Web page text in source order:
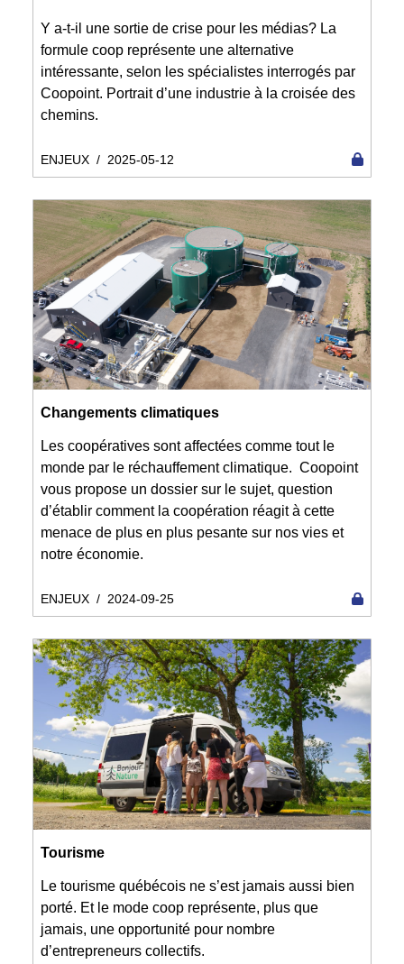
Y a-t-il une sortie de crise pour les médias? La
formule coop représente une alternative
intéressante, selon les spécialistes interrogés par
Coopoint. Portrait d’une industrie à la croisée des
chemins.
ENJEUX / 2025-05-12
Changements climatiques
Les coopératives sont affectées comme tout le
monde par le réchauffement climatique. Coopoint
vous propose un dossier sur le sujet, question
d’établir comment la coopération réagit à cette
menace de plus en plus pesante sur nos vies et
notre économie.
ENJEUX / 2024-09-25
Tourisme
Le tourisme québécois ne s’est jamais aussi bien
porté. Et le mode coop représente, plus que
jamais, une opportunité pour nombre
d’entrepreneurs collectifs.